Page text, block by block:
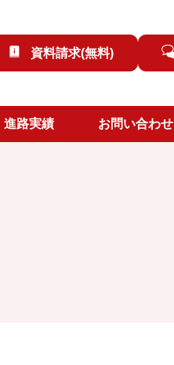
資料請求(無料)
進路実績 お問い合わせ